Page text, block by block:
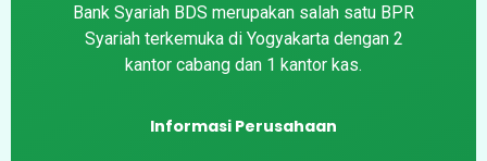
Bank Syariah BDS merupakan salah satu BPR
Syariah terkemuka di Yogyakarta dengan 2
kantor cabang dan 1 kantor kas.
Informasi Perusahaan